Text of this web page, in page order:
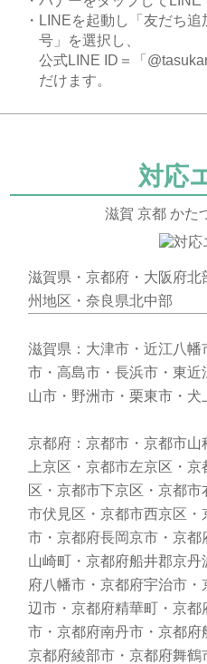
・LINEを起動し「友だち
号」を選択し、
公式LINE ID＝「
だけます。
対応
滋賀 京都 かた
滋賀県・京都府・大阪府北
州地区・奈良県北中部
滋賀県：大津市・近江八
市・高島市・長浜市・東
山市・野洲市・栗東市・
京都府：京都市・京都市
上京区・京都市左京区・
区・京都市下京区・京都
市伏見区・京都市西京区・
市・京都府長岡京市・京
山崎町・京都府船井郡京
府八幡市・京都府宇治市
辺市・京都府精華町・京都
市・京都府南丹市・京都府
京都府綾部市・京都府舞